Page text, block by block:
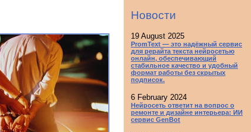
Новости
19 August 2025
PromText — это надёжный сервис
для рерайта текста нейросетью
онлайн, обеспечивающий
стабильное качество и удобный
формат работы без скрытых
подписок.
6 February 2024
Нейросеть ответит на вопрос о
ремонте и дизайне интерьера: ИИ
сервис GenBot